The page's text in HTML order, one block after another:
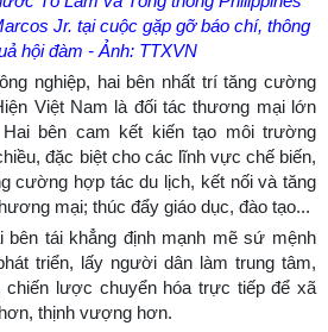
Jr. tại cuộc gặp gỡ báo chí, thông
hội đàm - Ảnh: TTXVN
nghiệp, hai bên nhất trí tăng cường
Việt Nam là đối tác thương mại lớn
bên cam kết kiến tạo môi trường
đặc biệt cho các lĩnh vực chế biến,
cường hợp tác du lịch, kết nối và tăng
mại; thúc đẩy giáo dục, đào tạo...
tái khẳng định mạnh mẽ sứ mệnh
triển, lấy người dân làm trung tâm,
chiến lược chuyển hóa trực tiếp để xã
thịnh vượng hơn.